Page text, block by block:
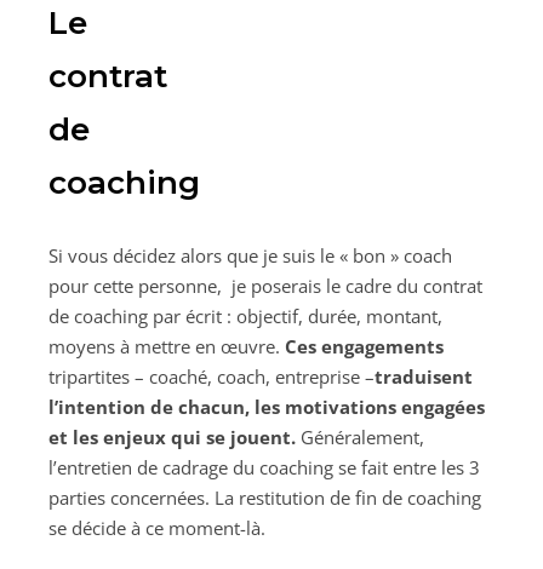
Le
contrat
de
coaching
Si vous décidez alors que je suis le « bon » coach
pour cette personne, je poserais le cadre du contrat
de coaching par écrit : objectif, durée, montant,
moyens à mettre en œuvre. Ces engagements
tripartites – coaché, coach, entreprise –traduisent
l’intention de chacun, les motivations engagées
et les enjeux qui se jouent. Généralement,
l’entretien de cadrage du coaching se fait entre les 3
parties concernées. La restitution de fin de coaching
se décide à ce moment-là.